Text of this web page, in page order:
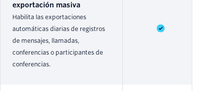
exportación masiva
Habilita las exportaciones
automáticas diarias de registros
de mensajes, llamadas,
conferencias o participantes de
conferencias.